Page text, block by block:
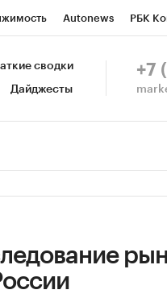
Autonews РБК
СПб Конференции СПб
сводки
Дайджесты
+7